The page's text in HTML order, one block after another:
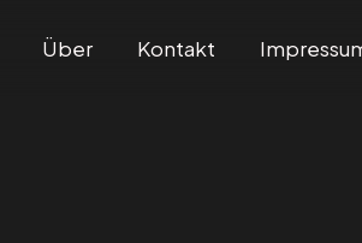
Über Kontakt